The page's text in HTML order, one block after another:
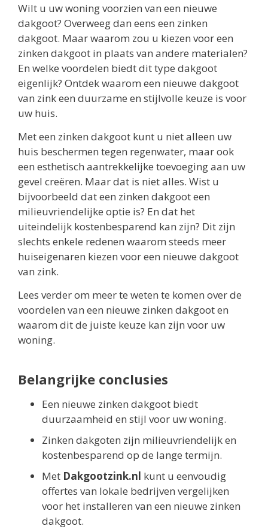
Wilt u uw woning voorzien van een nieuwe
dakgoot? Overweeg dan eens een zinken
dakgoot. Maar waarom zou u kiezen voor een
zinken dakgoot in plaats van andere materialen?
En welke voordelen biedt dit type dakgoot
eigenlijk? Ontdek waarom een nieuwe dakgoot
van zink een duurzame en stijlvolle keuze is voor
uw huis.
Met een zinken dakgoot kunt u niet alleen uw
huis beschermen tegen regenwater, maar ook
een esthetisch aantrekkelijke toevoeging aan uw
gevel creëren. Maar dat is niet alles. Wist u
bijvoorbeeld dat een zinken dakgoot een
milieuvriendelijke optie is? En dat het
uiteindelijk kostenbesparend kan zijn? Dit zijn
slechts enkele redenen waarom steeds meer
huiseigenaren kiezen voor een nieuwe dakgoot
van zink.
Lees verder om meer te weten te komen over de
voordelen van een nieuwe zinken dakgoot en
waarom dit de juiste keuze kan zijn voor uw
woning.
Belangrijke conclusies
Een nieuwe zinken dakgoot biedt
duurzaamheid en stijl voor uw woning.
Zinken dakgoten zijn milieuvriendelijk en
kostenbesparend op de lange termijn.
Met Dakgootzink.nl kunt u eenvoudig
offertes van lokale bedrijven vergelijken
voor het installeren van een nieuwe zinken
dakgoot.